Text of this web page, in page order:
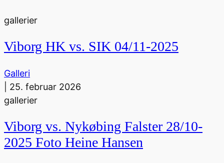
gallerier
Viborg HK vs. SIK 04/11-2025
Galleri
25. februar 2026
gallerier
Viborg vs. Nykøbing Falster 28/10-
2025 Foto Heine Hansen